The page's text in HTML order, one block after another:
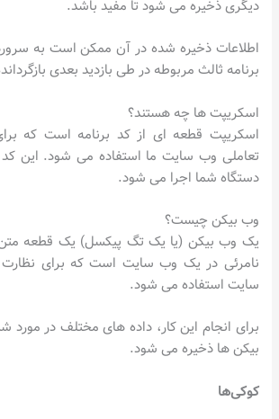
دیگری ذخیره می شود تا مفید باشد.
اطلاعات ذخیره شده در آن ممکن است به
برنامه ثالث مربوطه در طی بازدید بعدی
اسکریپت ها چه هستند؟
اسکریپت قطعه ای از کد برنامه است که
تعاملی وب سایت ما استفاده می شود. این کد
دستگاه شما اجرا می شود.
وب بیکن چیست؟
یک وب بیکن (یا یک تگ پیکسل) یک قطعه
نامرئی در یک وب سایت است که برای
سایت استفاده می شود.
برای انجام این کار، داده های مختلف در مورد
بیکن ها ذخیره می شود.
کوکی‌ها